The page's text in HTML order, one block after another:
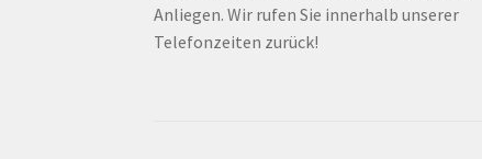
Anliegen. Wir rufen Sie innerhalb unserer
Telefonzeiten zurück!